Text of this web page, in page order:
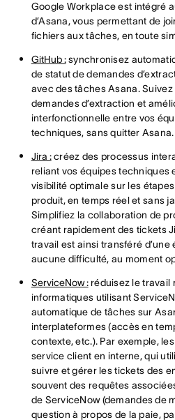
Google Workplace est intégré
d’Asana, vous permettant de
fichiers aux tâches, en toute
GitHub :synchronisez
de statut de demandes
avec des tâches Asana.
demandes d’extraction et
interfonctionnelle entre vos
techniques, sans quitter Asana.
Jira :créez des processus
reliant vos équipes techniques
visibilité optimale sur les
produit, en temps réel et sans
Simplifiez la collaboration de
créant rapidement des tickets
travail est ainsi transféré d’une
aucune difficulté, au moment
ServiceNow :réduisez le travail
informatiques utilisant
automatique de tâches sur
interplateformes (accès en
contexte, etc.). Par exemple,
service client en interne, qui
suivre et gérer les tickets des
souvent des requêtes
de ServiceNow (demandes de
question à propos de la paie,